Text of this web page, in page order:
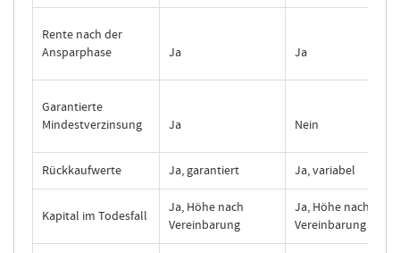
Rente nach der
Ansparphase
Ja Ja
Garantierte
Mindestverzinsung
Ja Nein
Rückkaufwerte Ja, garantiert Ja, variabel
Kapital im Todesfall
Ja, Höhe nach
Vereinbarung
Ja, Höhe nach
Vereinbarung